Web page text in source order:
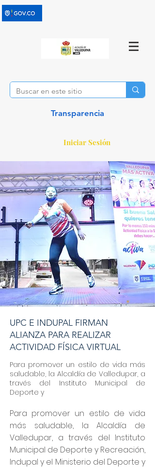
Transparencia
Iniciar Sesión
UPC E INDUPAL FIRMAN
ALIANZA PARA REALIZAR
ACTIVIDAD FÍSICA VIRTUAL
Para promover un estilo de vida más
saludable, la Alcaldía de Valledupar, a
través del Instituto Municipal de
Deporte y
Para promover un estilo de vida
más saludable, la Alcaldía de
Valledupar, a través del Instituto
Municipal de Deporte y Recreación,
Indupal y el Ministerio del Deporte y